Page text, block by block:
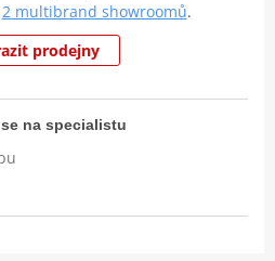
2 multibrand showroomů.
prodejny
na specialistu